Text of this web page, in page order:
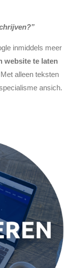
inmiddels meer
website te laten
alleen teksten
ansich.